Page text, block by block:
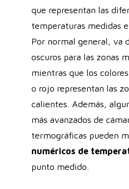
que representan las
temperaturas medidas
Por normal general, va
oscuros para las zonas
mientras que los
o rojo representan las
calientes. Además,
más avanzados de
termográficas pueden
numéricos de
punto medido.